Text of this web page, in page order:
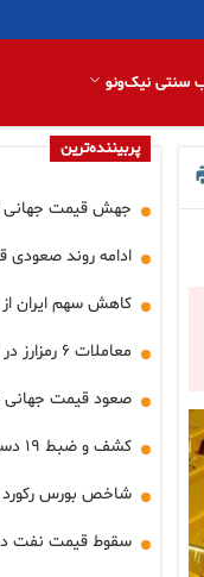
سنتی نیک‌ونو
پربیننده‌ترین
جهش قیمت جهانی نفت
ادامه روند صعودی
کاهش سهم ایران از
معاملات ۶ رمزارز در یکی از صرافی‌ها متوقف شد
صعود قیمت جهانی
کشف و ضبط ۱۹ دستگاه ماینر غیرمجاز در استان مازندران
شاخص بورس
سقوط قیمت نفت در